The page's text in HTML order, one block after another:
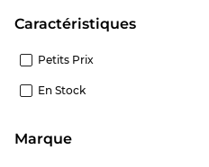
Caractéristiques
Petits Prix
En Stock
Marque